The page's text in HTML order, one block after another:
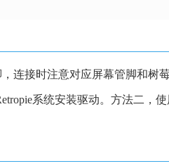
连接时注意对应屏幕管脚和树莓
系统安装驱动。方法二，